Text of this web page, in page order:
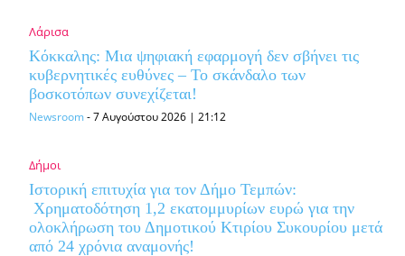
Λάρισα
Κόκκαλης: Μια ψηφιακή εφαρμογή δεν σβήνει τις
κυβερνητικές ευθύνες – Το σκάνδαλο των
βοσκοτόπων συνεχίζεται!
Newsroom-7 Αυγούστου 2026 | 21:12
Δήμοι
Ιστορική επιτυχία για τον Δήμο Τεμπών:
Χρηματοδότηση 1,2 εκατομμυρίων ευρώ για την
ολοκλήρωση του Δημοτικού Κτιρίου Συκουρίου μετά
από 24 χρόνια αναμονής!